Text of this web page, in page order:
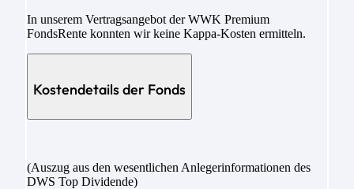
In unserem Vertragsangebot der WWK Premium
FondsRente konnten wir keine Kappa-Kosten ermitteln.
Kostendetails der Fonds
(Auszug aus den wesentlichen Anlegerinformationen des
DWS Top Dividende)